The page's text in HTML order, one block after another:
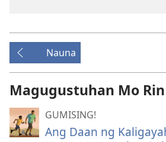
Nauna
Magugustuhan Mo Rin
GUMISING!
Ang Daan ng